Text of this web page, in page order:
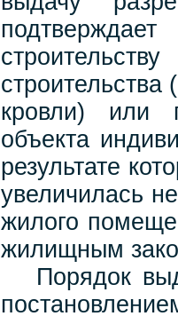
кровли) или
объекта
результате
увеличилась
жилого
жилищным
Порядок